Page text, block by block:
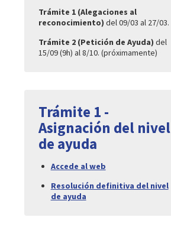
Trámite 1 (Alegaciones al
reconocimiento) del 09/03 al 27/03.
Trámite 2 (Petición de Ayuda) del
15/09 (9h) al 8/10. (próximamente)
Trámite 1 -
Asignación del nivel
de ayuda
Accede al web
Resolución definitiva del nivel
de ayuda